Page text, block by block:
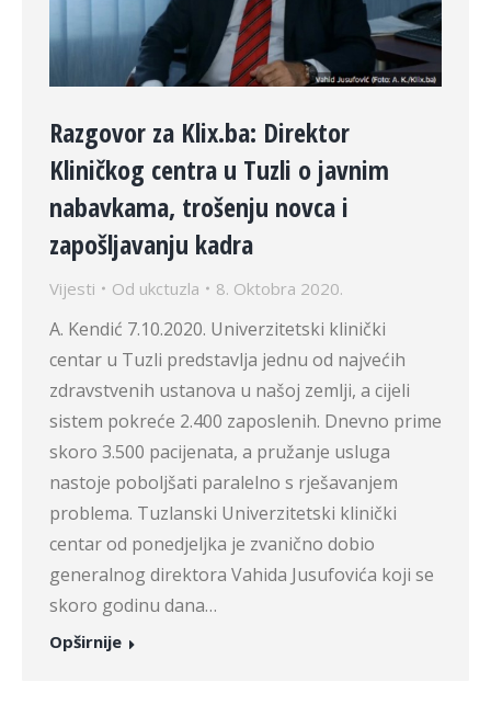
Razgovor za Klix.ba: Direktor
Kliničkog centra u Tuzli o javnim
nabavkama, trošenju novca i
zapošljavanju kadra
Vijesti Od ukctuzla 8. Oktobra 2020.
A. Kendić 7.10.2020. Univerzitetski klinički
centar u Tuzli predstavlja jednu od najvećih
zdravstvenih ustanova u našoj zemlji, a cijeli
sistem pokreće 2.400 zaposlenih. Dnevno prime
skoro 3.500 pacijenata, a pružanje usluga
nastoje poboljšati paralelno s rješavanjem
problema. Tuzlanski Univerzitetski klinički
centar od ponedjeljka je zvanično dobio
generalnog direktora Vahida Jusufovića koji se
skoro godinu dana…
Opširnije